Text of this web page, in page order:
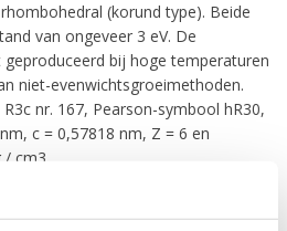
(korund type). Beide
van ongeveer 3 eV. De
bij hoge temperaturen
niet-evenwichtsgroeimethoden.
nr. 167, Pearson-symbool hR30,
c = 0,57818 nm, Z = 6 en
cm3.